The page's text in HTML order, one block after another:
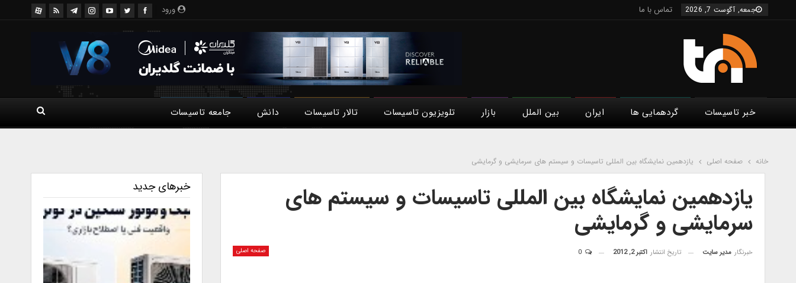
ورود جمعه, آگوست 7, 2026 تماس با ما
خبر تاسیسات گردهمایی ها ایران بین الملل بازار تلویزیون تاسیسات تالار تاسیسات دانش جامعه تاسیسات
خانه صفحه اصلی یازدهمین نمایشگاه بین المللی تاسیسات و سیستم های سرمایشی و گرمایشی
یازدهمین نمایشگاه بین المللی تاسیسات و سیستم های
سرمایشی و گرمایشی
صفحه اصلی خبرنگار مدیر سایت تاریخ انتشار اکتبر 2, 2012
خبرهای جدید